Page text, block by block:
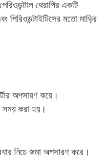
থেরাপির একটি
পিরিওডন্টাইটিসের মতো মাড়ির
অপসারণ করে।
সময় করা হয়।
নিচে জমা অপসারণ করে।